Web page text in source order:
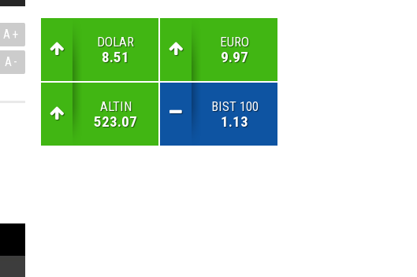
A+
A-
DOLAR
8.51
EURO
9.97
ALTIN
523.07
BIST 100
1.13